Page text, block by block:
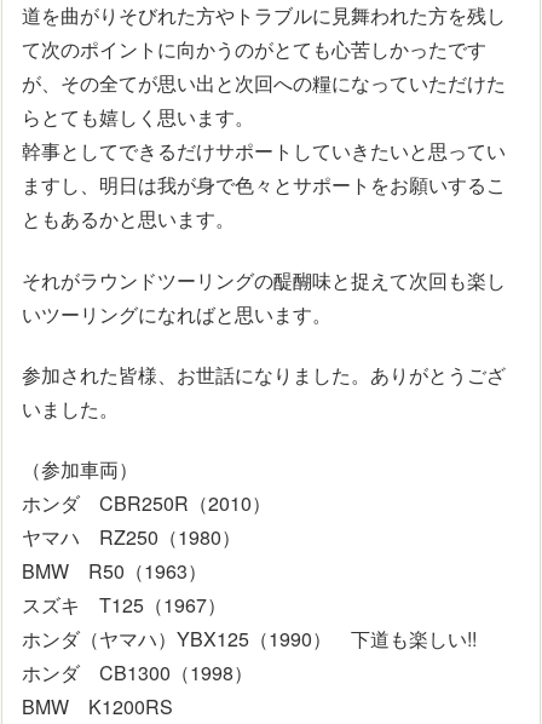
道を曲がりそびれた方やトラブルに見舞われた方を残し
て次のポイントに向かうのがとても心苦しかったです
が、その全てが思い出と次回への糧になっていただけた
らとても嬉しく思います。
幹事としてできるだけサポートしていきたいと思ってい
ますし、明日は我が身で色々とサポートをお願いするこ
ともあるかと思います。
それがラウンドツーリングの醍醐味と捉えて次回も楽し
いツーリングになればと思います。
参加された皆様、お世話になりました。ありがとうござ
いました。
（参加車両）
ホンダ CBR250R（2010）
ヤマハ RZ250（1980）
BMW R50（1963）
スズキ T125（1967）
ホンダ（ヤマハ）YBX125（1990） 下道も楽しい!!
ホンダ CB1300（1998）
BMW K1200RS